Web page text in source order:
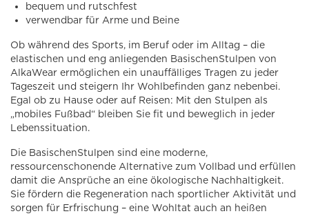
bequem und rutschfest
verwendbar für Arme und Beine
Ob während des Sports, im Beruf oder im Alltag – die
elastischen und eng anliegenden BasischenStulpen von
AlkaWear ermöglichen ein unauffälliges Tragen zu jeder
Tageszeit und steigern Ihr Wohlbefinden ganz nebenbei.
Egal ob zu Hause oder auf Reisen: Mit den Stulpen als
„mobiles Fußbad“ bleiben Sie fit und beweglich in jeder
Lebenssituation.
Die BasischenStulpen sind eine moderne,
ressourcenschonende Alternative zum Vollbad und erfüllen
damit die Ansprüche an eine ökologische Nachhaltigkeit.
Sie fördern die Regeneration nach sportlicher Aktivität und
sorgen für Erfrischung – eine Wohltat auch an heißen